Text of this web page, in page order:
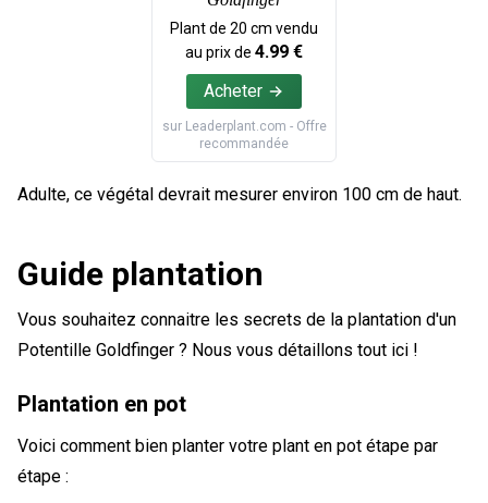
Plant de 20 cm vendu
au prix de 4.99 €
Acheter
sur Leaderplant.com - Offre
recommandée
Adulte, ce végétal devrait mesurer environ 100 cm de haut.
Guide plantation
Vous souhaitez connaitre les secrets de la plantation d'un
Potentille Goldfinger ? Nous vous détaillons tout ici !
Plantation en pot
Voici comment bien planter votre plant en pot étape par
étape :